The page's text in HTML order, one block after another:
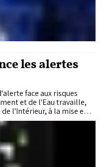
les alertes
face aux risques
et de l'Eau travaille,
l'Intérieur, à la mise en
aux habitants des zones
survenue de